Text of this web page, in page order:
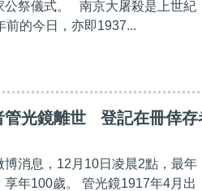
公祭儀式。 南京大屠殺是上世紀
前的今日，亦即1937...
管光鏡離世 登記在冊倖存
消息，12月10日凌晨2點，最年
年100歲。 管光鏡1917年4月出